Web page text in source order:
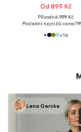
Od 899 Kč
Původně: 999 Kč
Poslední nejnižší cena:
+16
Lena Gercke